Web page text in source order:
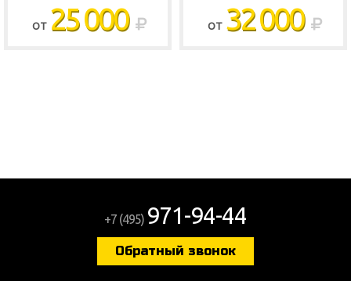
ОТ 25 000 ОТ 32 000
+7 (495) 971-94-44
Обратный звонок